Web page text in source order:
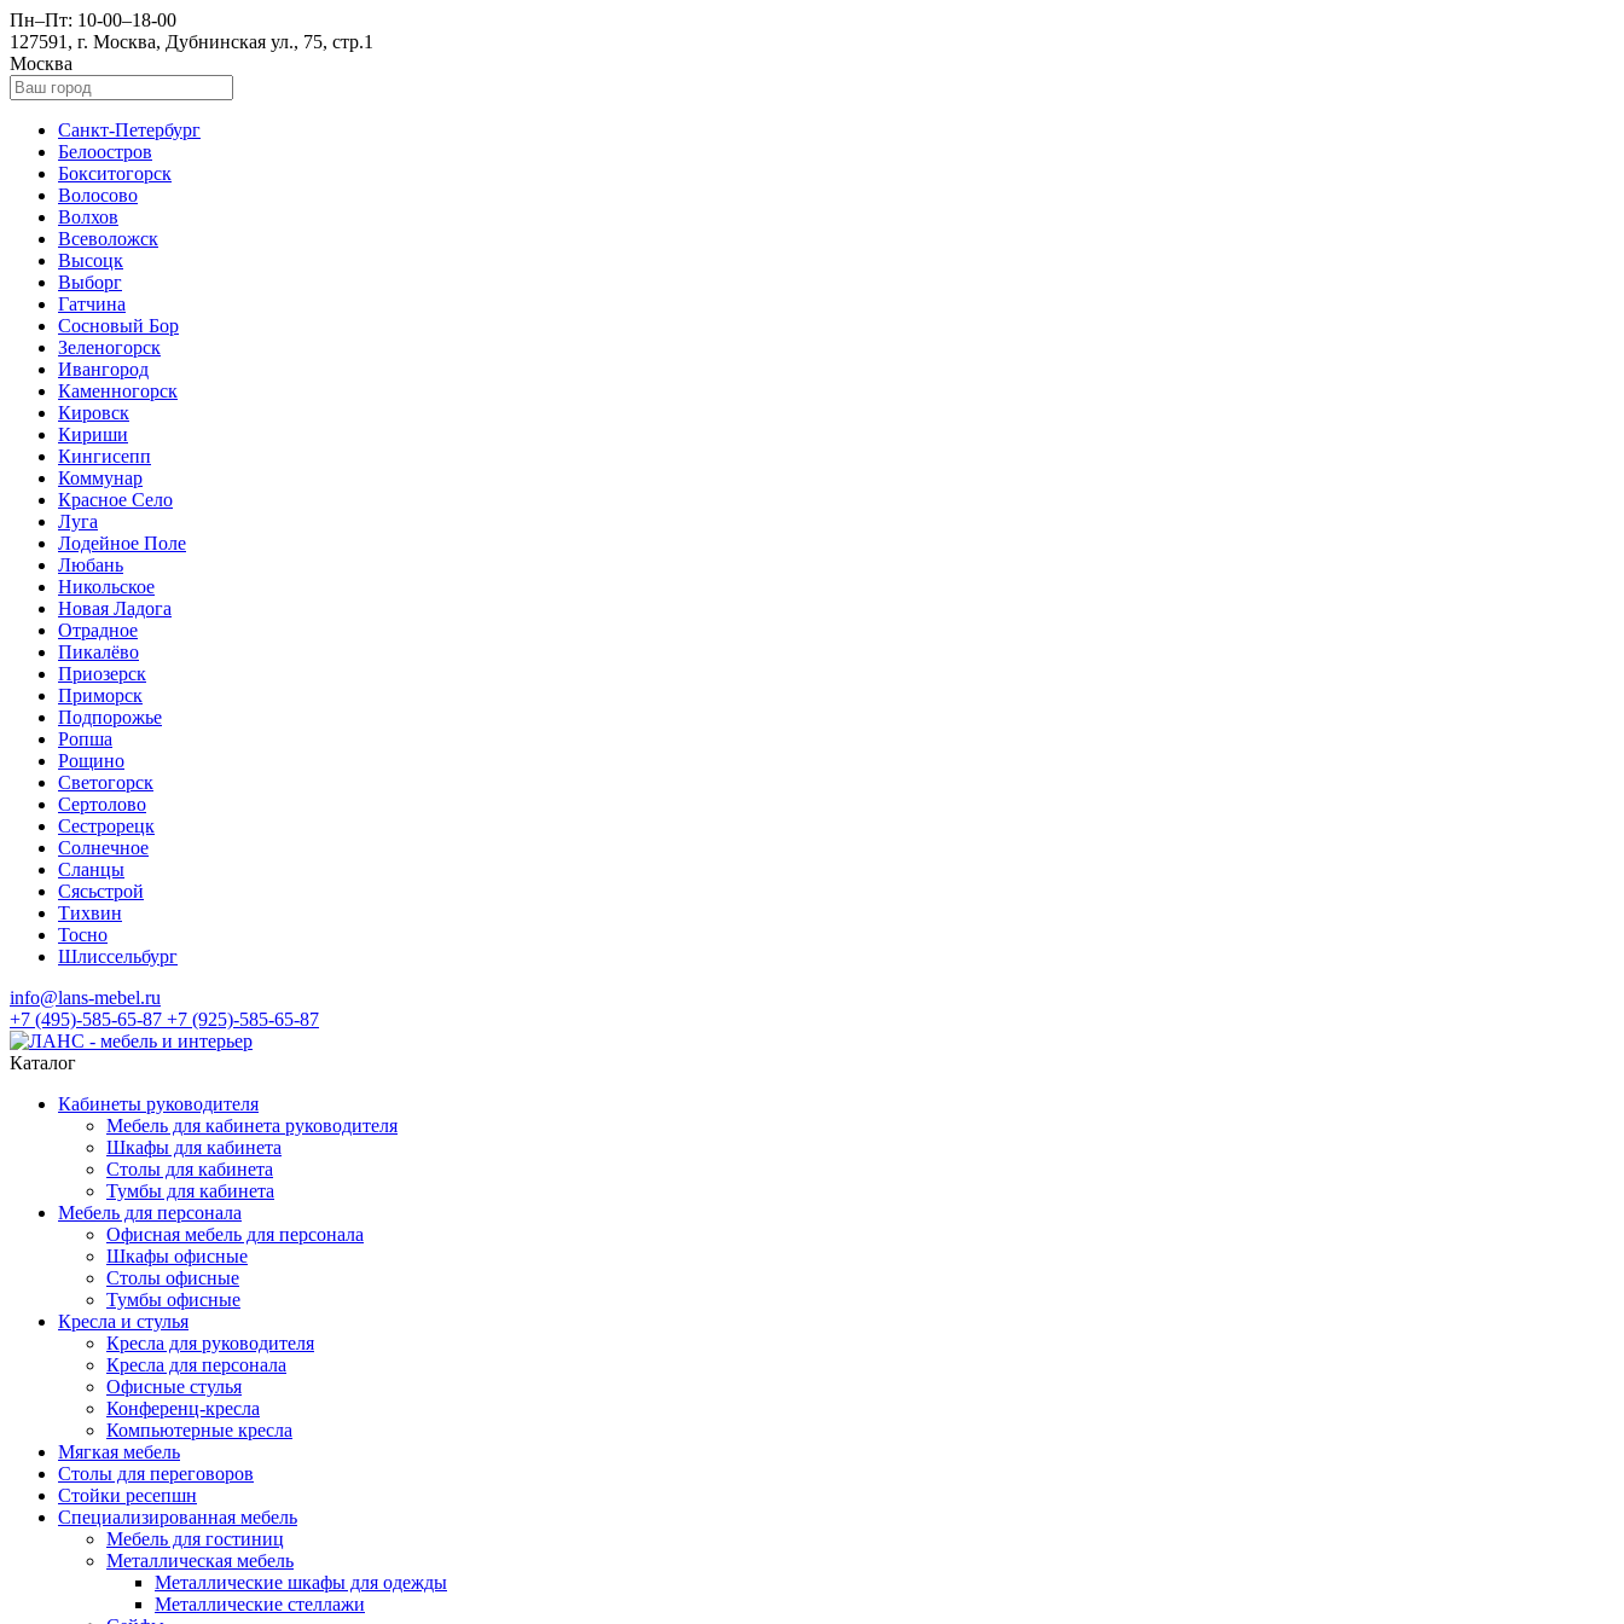
Пн–Пт: 10-00–18-00
127591, г. Москва, Дубнинская ул., 75, стр.1
Москва
Санкт-Петербург
Белоостров
Бокситогорск
Волосово
Волхов
Всеволожск
Высоцк
Выборг
Гатчина
Сосновый Бор
Зеленогорск
Ивангород
Каменногорск
Кировск
Кириши
Кингисепп
Коммунар
Красное Село
Луга
Лодейное Поле
Любань
Никольское
Новая Ладога
Отрадное
Пикалёво
Приозерск
Приморск
Подпорожье
Ропша
Рощино
Светогорск
Сертолово
Сестрорецк
Солнечное
Сланцы
Сясьстрой
Тихвин
Тосно
Шлиссельбург
info@lans-mebel.ru
+7 (495)-585-65-87 +7 (925)-585-65-87
Каталог
Кабинеты руководителя
Мебель для кабинета руководителя
Шкафы для кабинета
Столы для кабинета
Тумбы для кабинета
Мебель для персонала
Офисная мебель для персонала
Шкафы офисные
Столы офисные
Тумбы офисные
Кресла и стулья
Кресла для руководителя
Кресла для персонала
Офисные стулья
Конференц-кресла
Компьютерные кресла
Мягкая мебель
Столы для переговоров
Стойки ресепшн
Специализированная мебель
Мебель для гостиниц
Металлическая мебель
Металлические шкафы для одежды
Металлические стеллажи